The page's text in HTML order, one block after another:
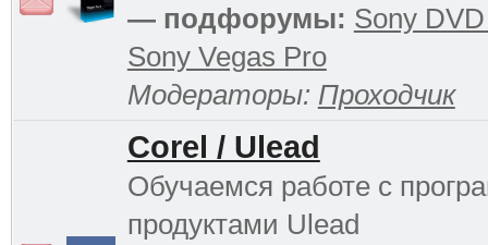
— подфорумы: Sony
Sony Vegas Pro
Модераторы: Проходчик
Corel / Ulead
Обучаемся работе с
продуктами Ulead